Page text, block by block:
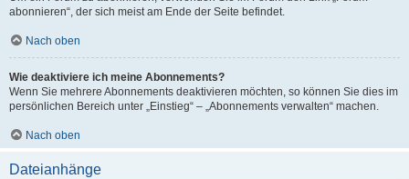
abonnieren“, der sich meist am Ende der Seite befindet.
Nach oben
Wie deaktiviere ich meine Abonnements?
Wenn Sie mehrere Abonnements deaktivieren möchten, so können Sie dies im
persönlichen Bereich unter „Einstieg“ – „Abonnements verwalten“ machen.
Nach oben
Dateianhänge